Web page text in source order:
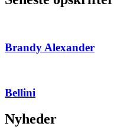
Brandy Alexander
Bellini
Nyheder